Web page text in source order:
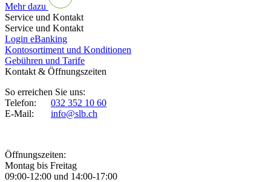
Mehr dazu
Service und Kontakt
Service und Kontakt
Login eBanking
Kontosortiment und Konditionen
Gebühren und Tarife
Kontakt & Öffnungszeiten
So erreichen Sie uns:
Telefon: 032 352 10 60
E-Mail: info@slb.ch
Öffnungszeiten:
Montag bis Freitag
09:00-12:00 und 14:00-17:00